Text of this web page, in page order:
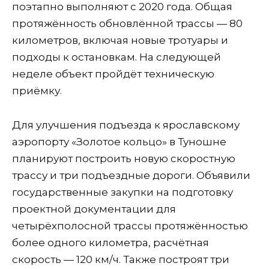
поэтапно выполняют с 2020 года. Общая
протяжённость обновлённой трассы — 80
километров, включая новые тротуары и
подходы к остановкам. На следующей
неделе объект пройдёт техническую
приёмку.
Для улучшения подъезда к ярославскому
аэропорту «Золотое кольцо» в Туношне
планируют построить новую скоростную
трассу и три подъездные дороги. Объявили
государственные закупки на подготовку
проектной документации для
четырёхполосной трассы протяжённостью
более одного километра, расчётная
скорость — 120 км/ч. Также построят три